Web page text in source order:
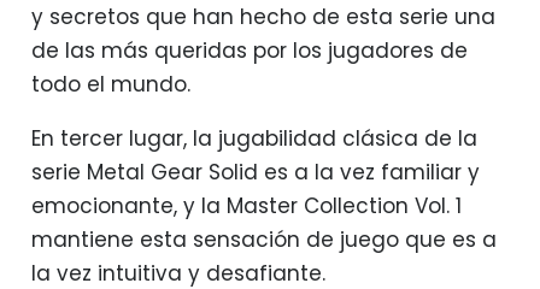
y secretos que han hecho de esta serie una
de las más queridas por los jugadores de
todo el mundo.
En tercer lugar, la jugabilidad clásica de la
serie Metal Gear Solid es a la vez familiar y
emocionante, y la Master Collection Vol. 1
mantiene esta sensación de juego que es a
la vez intuitiva y desafiante.